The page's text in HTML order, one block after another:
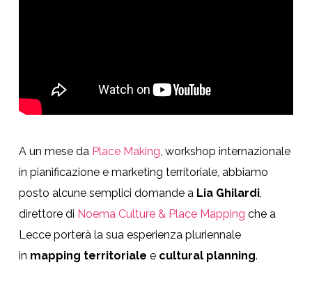
A un mese da Place Making, workshop internazionale
in pianificazione e marketing territoriale, abbiamo
posto alcune semplici domande a Lia Ghilardi,
direttore di Noema Culture & Place Mapping che a
Lecce porterà la sua esperienza pluriennale
in mapping territoriale e cultural planning.